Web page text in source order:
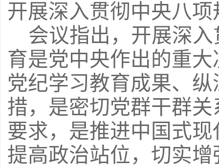
开展深入贯彻中央八
会议指出，开展深
育是党中央作出的重
党纪学习教育成果、
措，是密切党群干群
要求，是推进中国式
提高政治站位，切实